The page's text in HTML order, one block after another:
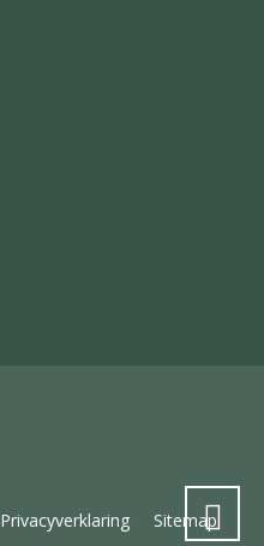
Privacyverklaring Sitemap